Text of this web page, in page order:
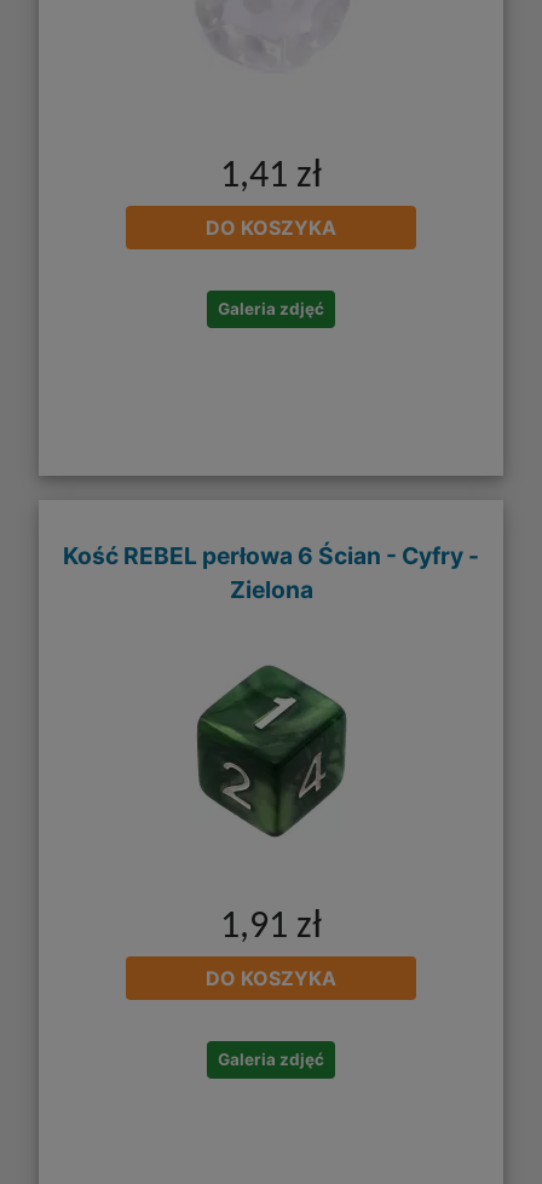
1,41 zł
DO KOSZYKA
Galeria zdjęć
Kość REBEL perłowa 6 Ścian - Cyfry -
Zielona
1,91 zł
DO KOSZYKA
Galeria zdjęć